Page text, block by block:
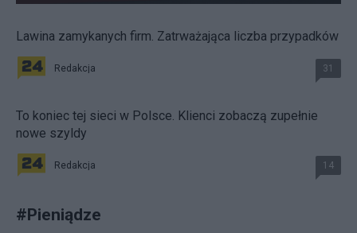
Lawina zamykanych firm. Zatrważająca liczba przypadków
Redakcja 31
To koniec tej sieci w Polsce. Klienci zobaczą zupełnie
nowe szyldy
Redakcja 14
#Pieniądze